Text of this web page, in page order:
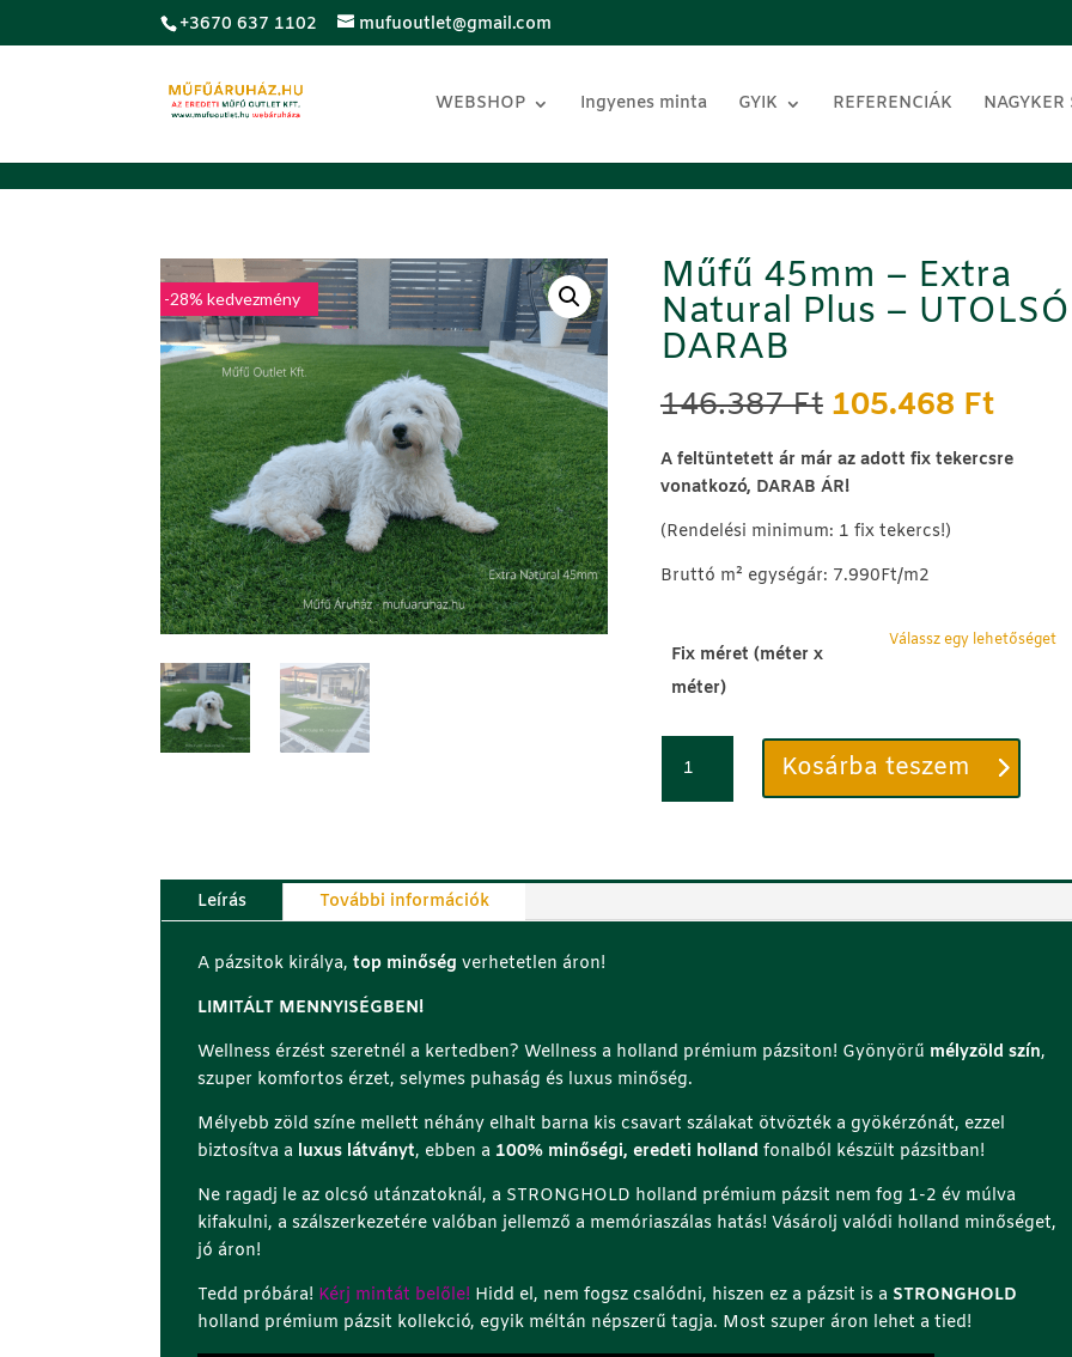
+3670 637 1102 mufuoutlet@gmail.com
WEBSHOP Ingyenes minta GYIK REFERENCIÁK NAGYKER
-28% kedvezmény Műfű 45mm – Extra
Natural Plus – UTOLSÓ
DARAB
146.387Ft Original
was:
146.387 Ft.
105.468 Ft
is:
A feltüntetett ár már az adott fix tekercsre
vonatkozó, DARAB ÁR!
(Rendelési minimum: 1 fix tekercs!)
Bruttó m² egységár: 7.990Ft/m2
Fix méret (méter x
méter)
45mm
-
Plus
Kosárba teszem
Leírás További információk
A pázsitok királya, top minőség verhetetlen áron!
LIMITÁLT MENNYISÉGBEN!
Wellness érzést szeretnél a kertedben? Wellness a holland prémium pázsiton! Gyönyörű mélyzöld szín,
szuper komfortos érzet, selymes puhaság és luxus minőség.
Mélyebb zöld színe mellett néhány elhalt barna kis csavart szálakat ötvözték a gyökérzónát, ezzel
biztosítva a luxus látványt, ebben a 100% minőségi, eredeti holland fonalból készült pázsitban!
Ne ragadj le az olcsó utánzatoknál, a STRONGHOLD holland prémium pázsit nem fog 1-2 év múlva
kifakulni, a szálszerkezetére valóban jellemző a memóriaszálas hatás! Vásárolj valódi holland minőséget,
jó áron!
Tedd próbára! Kérj mintát belőle! Hidd el, nem fogsz csalódni, hiszen ez a pázsit is a STRONGHOLD
holland prémium pázsit kollekció, egyik méltán népszerű tagja. Most szuper áron lehet a tied!